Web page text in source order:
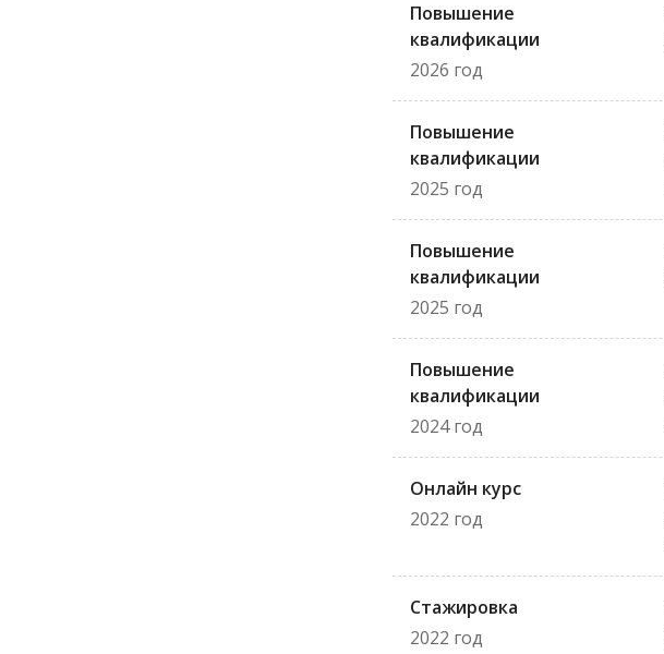
Повышение
квалификации
2026 год
Повышение
квалификации
2025 год
Повышение
квалификации
2025 год
Повышение
квалификации
2024 год
Онлайн курс
2022 год
Стажировка
2022 год